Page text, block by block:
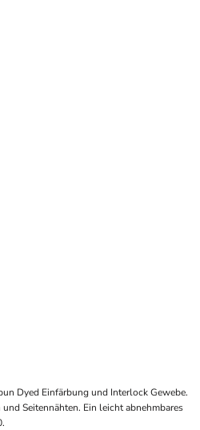
Dyed Einfärbung und Interlock Gewebe.
Seitennähten. Ein leicht abnehmbares